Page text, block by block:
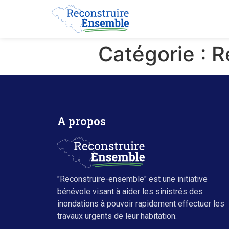
Catégorie :
A propos
"Reconstruire-ensemble" est une initiative
bénévole visant à aider les sinistrés des
inondations à pouvoir rapidement effectuer les
travaux urgents de leur habitation.